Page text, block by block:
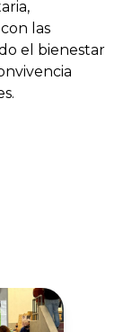
las
el bienestar